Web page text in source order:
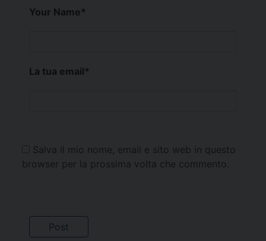
Your Name*
La tua email*
Salva il mio nome, email e sito web in questo
browser per la prossima volta che commento.